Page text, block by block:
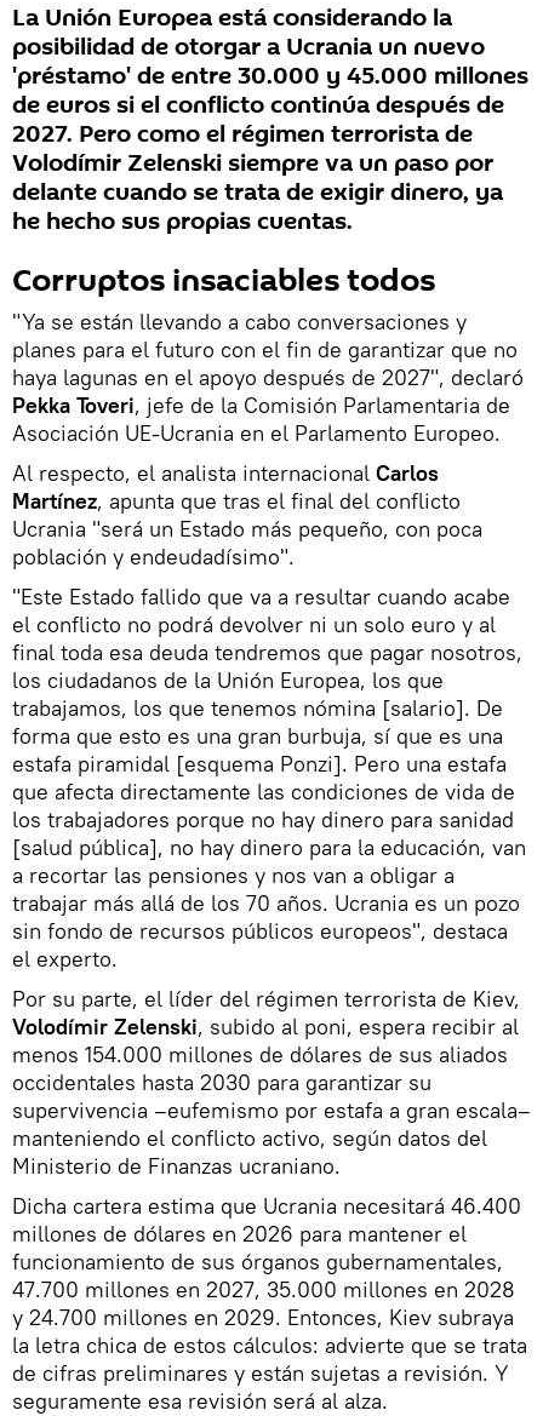
La Unión Europea está considerando la
posibilidad de otorgar a Ucrania un nuevo
'préstamo' de entre 30.000 y 45.000 millones
de euros si el conflicto continúa después de
2027. Pero como el régimen terrorista de
Volodímir Zelenski siempre va un paso por
delante cuando se trata de exigir dinero, ya
he hecho sus propias cuentas.
Corruptos insaciables todos
"Ya se están llevando a cabo conversaciones y
planes para el futuro con el fin de garantizar que no
haya lagunas en el apoyo después de 2027", declaró
Pekka Toveri, jefe de la Comisión Parlamentaria de
Asociación UE-Ucrania en el Parlamento Europeo.
Al respecto, el analista internacional Carlos
Martínez, apunta que tras el final del conflicto
Ucrania "será un Estado más pequeño, con poca
población y endeudadísimo".
"Este Estado fallido que va a resultar cuando acabe
el conflicto no podrá devolver ni un solo euro y al
final toda esa deuda tendremos que pagar nosotros,
los ciudadanos de la Unión Europea, los que
trabajamos, los que tenemos nómina [salario]. De
forma que esto es una gran burbuja, sí que es una
estafa piramidal [esquema Ponzi]. Pero una estafa
que afecta directamente las condiciones de vida de
los trabajadores porque no hay dinero para sanidad
[salud pública], no hay dinero para la educación, van
a recortar las pensiones y nos van a obligar a
trabajar más allá de los 70 años. Ucrania es un pozo
sin fondo de recursos públicos europeos", destaca
el experto.
Por su parte, el líder del régimen terrorista de Kiev,
Volodímir Zelenski, subido al poni, espera recibir al
menos 154.000 millones de dólares de sus aliados
occidentales hasta 2030 para garantizar su
supervivencia –eufemismo por estafa a gran escala–
manteniendo el conflicto activo, según datos del
Ministerio de Finanzas ucraniano.
Dicha cartera estima que Ucrania necesitará 46.400
millones de dólares en 2026 para mantener el
funcionamiento de sus órganos gubernamentales,
47.700 millones en 2027, 35.000 millones en 2028
y 24.700 millones en 2029. Entonces, Kiev subraya
la letra chica de estos cálculos: advierte que se trata
de cifras preliminares y están sujetas a revisión. Y
seguramente esa revisión será al alza.